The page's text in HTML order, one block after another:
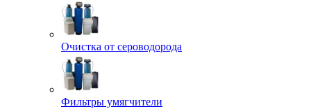
Очистка от сероводорода
Фильтры умягчители